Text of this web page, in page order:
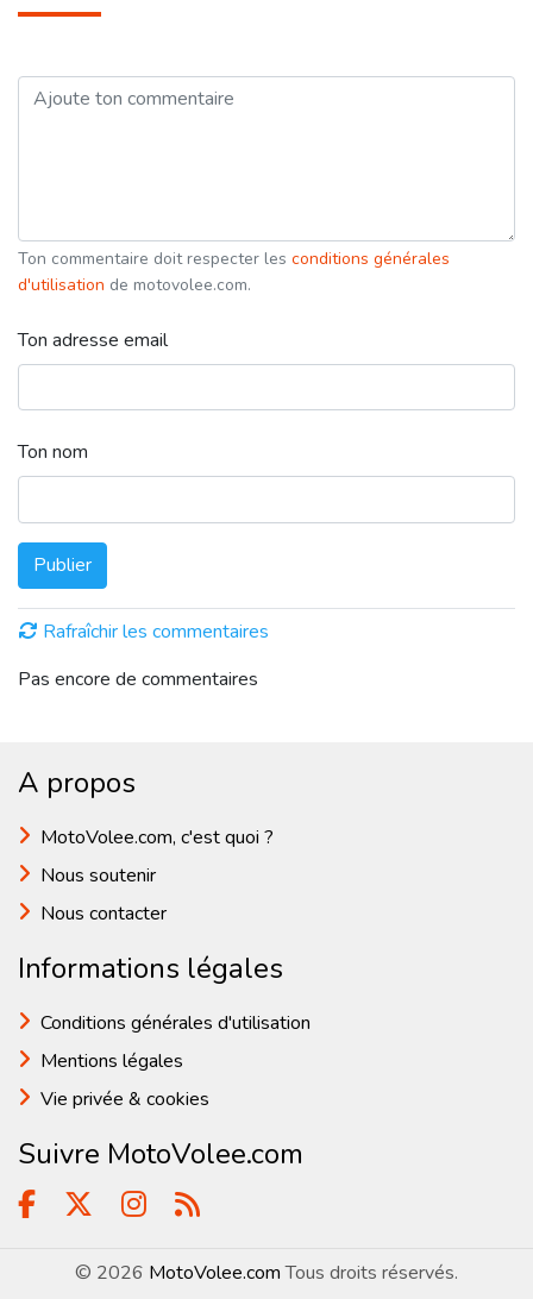
Ton commentaire doit respecter les conditions générales
d'utilisation de motovolee.com.
Ton adresse email
Ton nom
Publier
Rafraîchir les commentaires
Pas encore de commentaires
A propos
MotoVolee.com, c'est quoi ?
Nous soutenir
Nous contacter
Informations légales
Conditions générales d'utilisation
Mentions légales
Vie privée & cookies
Suivre MotoVolee.com
© 2026 MotoVolee.comTous droits réservés.